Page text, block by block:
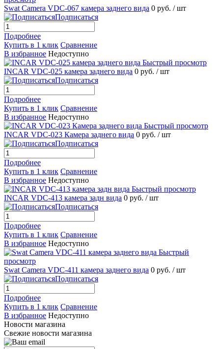
Swat Camera VDC-067 камера заднего вида 0 руб. / шт
Подписаться
Подробнее
Купить в 1 клик Сравнение
В избранное Недоступно
Быстрый просмотр
INCAR VDC-025 камера заднего вида 0 руб. / шт
Подписаться
Подробнее
Купить в 1 клик Сравнение
В избранное Недоступно
Быстрый просмотр
INCAR VDC-023 Камера заднего вида 0 руб. / шт
Подписаться
Подробнее
Купить в 1 клик Сравнение
В избранное Недоступно
Быстрый просмотр
INCAR VDC-413 камера задн вида 0 руб. / шт
Подписаться
Подробнее
Купить в 1 клик Сравнение
В избранное Недоступно
Быстрый
просмотр
Swat Camera VDC-411 камера заднего вида 0 руб. / шт
Подписаться
Подробнее
Купить в 1 клик Сравнение
В избранное Недоступно
Новости магазина
Свежие новости магазина